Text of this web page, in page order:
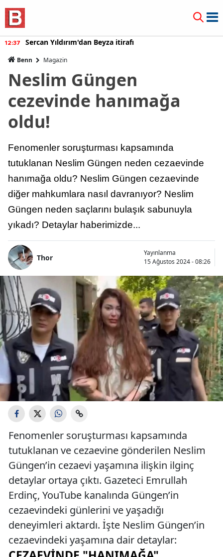
12:37 Sercan Yıldırım'dan Beyza itirafı
Benn Magazin
Neslim Güngen
cezevinde hanımağa
oldu!
Fenomenler soruşturması kapsamında
tutuklanan Neslim Güngen neden cezaevinde
hanımağa oldu? Neslim Güngen cezaevinde
diğer mahkumlara nasıl davranıyor? Neslim
Güngen neden saçlarını bulaşık sabunuyla
yıkadı? Detaylar haberimizde...
Thor
Yayınlanma
15 Ağustos 2024 - 08:26
Fenomenler soruşturması kapsamında
tutuklanan ve cezaevine gönderilen Neslim
Güngen’in cezaevi yaşamına ilişkin ilginç
detaylar ortaya çıktı. Gazeteci Emrullah
Erdinç, YouTube kanalında Güngen’in
cezaevindeki günlerini ve yaşadığı
deneyimleri aktardı. İşte Neslim Güngen’in
cezaevindeki yaşamına dair detaylar: